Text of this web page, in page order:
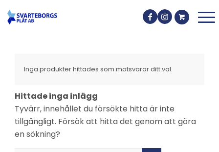
Inga produkter hittades som motsvarar ditt val.
Hittade inga inlägg
Tyvärr, innehållet du försökte hitta är inte
tillgängligt. Försök att hitta det genom att göra
en sökning?